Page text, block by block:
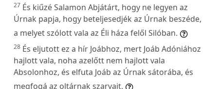
27 És kiűzé Salamon Abjátárt, hogy ne legyen az
Úrnak papja, hogy beteljesedjék az Úrnak beszéde,
a melyet szólott vala az Éli háza felől Silóban.
28 És eljutott ez a hír Joábhoz, mert Joáb Adóniához
hajlott vala, noha azelőtt nem hajlott vala
Absolonhoz, és elfuta Joáb az Úrnak sátorába, és
megfogá az oltárnak szarvait.